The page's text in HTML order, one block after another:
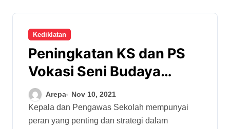
Kediklatan
Peningkatan KS dan PS
Vokasi Seni Budaya
Resmi Dibuka
Arepa Nov 10, 2021
Kepala dan Pengawas Sekolah mempunyai
peran yang penting dan strategi dalam